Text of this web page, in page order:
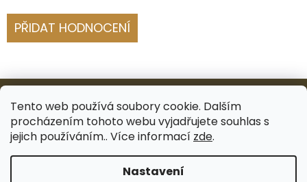
Tento web používá soubory cookie. Dalším
procházením tohoto webu vyjadřujete souhlas s
jejich používáním.. Více informací zde.
Nastavení
PŘIDAT HODNOCENÍ
Z
Á
P
A
FacebookInstagram